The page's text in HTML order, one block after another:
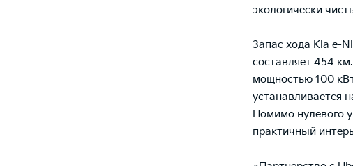
экологически
Запас хода Kia e-
составляет 454
мощностью 100
устанавливается
Помимо нулевого
практичный